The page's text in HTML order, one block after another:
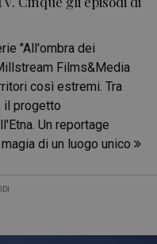
"All'ombra dei
Films&Media
così estremi. Tra
il progetto
Un reportage
di un luogo unico